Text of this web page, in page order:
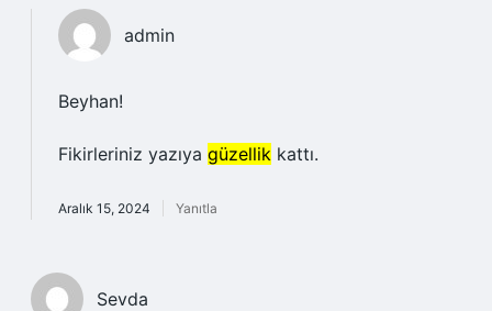
admin
Beyhan!
Fikirleriniz yazıya güzellik kattı.
Aralık 15, 2024 Yanıtla
Sevda